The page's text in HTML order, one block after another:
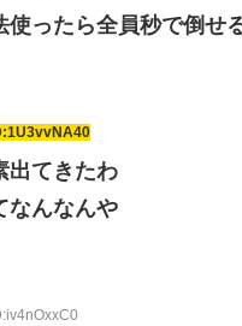
使ったら全員秒で倒せ
出てきたわ
なんなんや